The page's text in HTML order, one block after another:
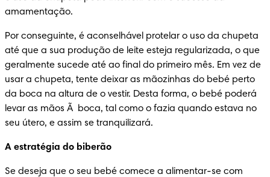
amamentação.
Por conseguinte, é aconselhável protelar o uso da chupeta
até que a sua produção de leite esteja regularizada, o que
geralmente sucede até ao final do primeiro mês. Em vez de
usar a chupeta, tente deixar as mãozinhas do bebé perto
da boca na altura de o vestir. Desta forma, o bebé poderá
levar as mãos Ã  boca, tal como o fazia quando estava no
seu útero, e assim se tranquilizará.
A estratégia do biberão
Se deseja que o seu bebé comece a alimentar-se com